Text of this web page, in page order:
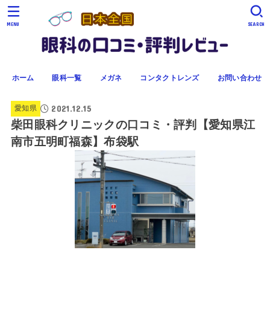
ホーム 眼科一覧 メガネ コンタクトレンズ お問い合わせ
SEARCH
MENU
愛知県 2021.12.15
柴田眼科クリニックの口コミ・評判【愛知県江
南市五明町福森】布袋駅